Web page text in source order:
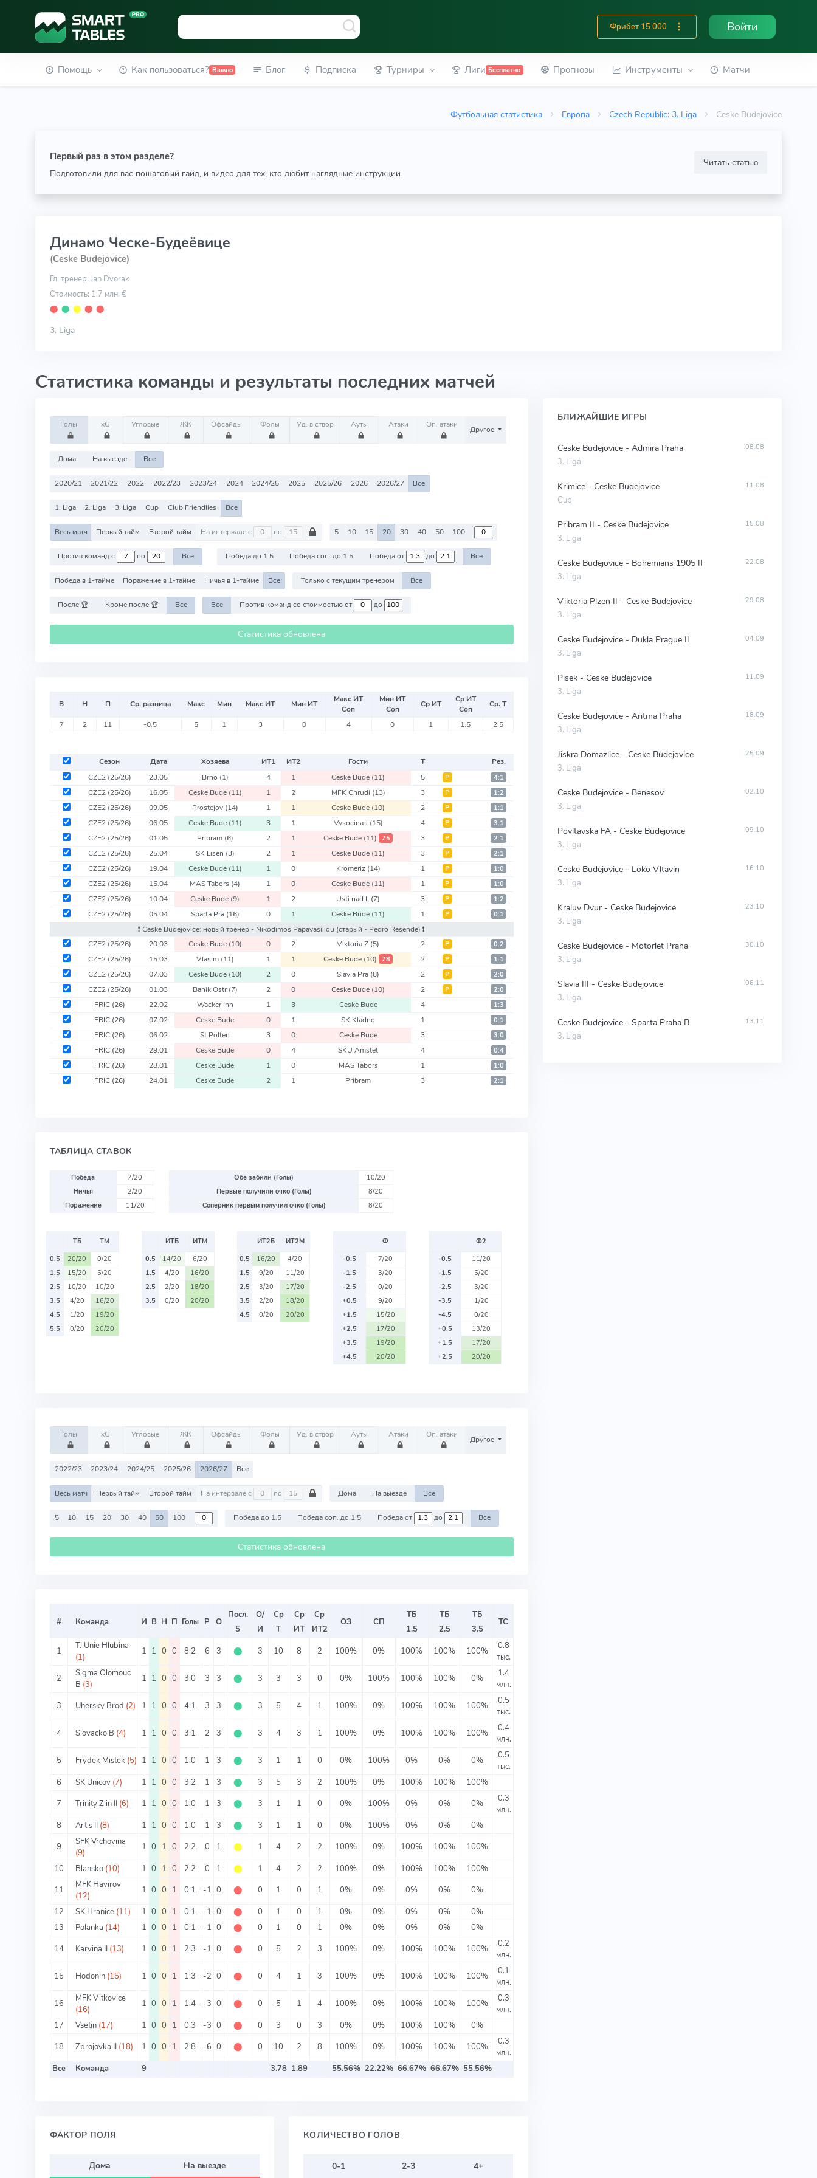
Фрибет 15 000 Войти
Помощь Как пользоваться? Важно Блог Подписка Турниры Лиги Бесплатно Прогнозы Инструменты Матчи
Футбольная статистика Европа Czech Republic: 3. Liga Ceske Budejovice
Первый раз в этом разделе?
Подготовили для вас пошаговый гайд, и видео для тех, кто любит наглядные инструкции
Читать статью
Динамо Ческе-Будеёвице
(Ceske Budejovice)
Гл. тренер: Jan Dvorak
Стоимость: 1.7 млн. €
⬤ ⬤ ⬤ ⬤ ⬤
3. Liga
Статистика команды и результаты последних матчей
Голы xG Угловые ЖК Офсайды Фолы Уд. в створ Ауты Атаки Оп. атаки
Другое
Дома На выезде Все
2020/21 2021/22 2022 2022/23 2023/24 2024 2024/25 2025 2025/26 2026 2026/27 Все
1. Liga 2. Liga 3. Liga Cup Club Friendlies Все
Весь матч Первый тайм Второй тайм На интервале с по 5 10 15 20 30 40 50 100
Против команд с по Все Победа до 1.5 Победа соп. до 1.5 Победа от до Все
Победа в 1-тайме Поражение в 1-тайме Ничья в 1-тайме Все Только с текущим тренером Все
После 🏆 Кроме после 🏆 Все Все Против команд со стоимостью от до
Статистика обновлена
В Н П Ср. разница Макс Мин Макс ИТ Мин ИТ
Макс ИТ
Соп
Мин ИТ
Соп
Ср ИТ
Ср ИТ
Соп
Ср. Т
7 2 11 -0.5 5 1 3 0 4 0 1 1.5 2.5
Сезон Дата Хозяева ИТ1 ИТ2 Гости Т
Рез.
CZE2 (25/26) 23.05 Brno (1) 4 1 Ceske Bude (11) 5 Р 4:1
CZE2 (25/26) 16.05 Ceske Bude (11) 1 2 MFK Chrudi (13) 3 Р 1:2
CZE2 (25/26) 09.05 Prostejov (14) 1 1 Ceske Bude (10) 2 Р 1:1
CZE2 (25/26) 06.05 Ceske Bude (11) 3 1 Vysocina J (15) 4 Р 3:1
CZE2 (25/26) 01.05 Pribram (6) 2 1 Ceske Bude (11) 75 3 Р 2:1
CZE2 (25/26) 25.04 SK Lisen (3) 2 1 Ceske Bude (11) 3 Р 2:1
CZE2 (25/26) 19.04 Ceske Bude (11) 1 0 Kromeriz (14) 1 Р 1:0
CZE2 (25/26) 15.04 MAS Tabors (4) 1 0 Ceske Bude (11) 1 Р 1:0
CZE2 (25/26) 10.04 Ceske Bude (9) 1 2 Usti nad L(7) 3 Р 1:2
CZE2 (25/26) 05.04 Sparta Pra (16) 0 1 Ceske Bude (11) 1 Р 0:1
❗️ Ceske Budejovice: новый тренер - Nikodimos Papavasiliou (старый - Pedro Resende) ❗️
CZE2 (25/26) 20.03 Ceske Bude (10) 0 2 Viktoria Z (5) 2 Р 0:2
CZE2 (25/26) 15.03 Vlasim (11) 1 1 Ceske Bude (10) 78 2 Р 1:1
CZE2 (25/26) 07.03 Ceske Bude (10) 2 0 Slavia Pra (8) 2 Р 2:0
CZE2 (25/26) 01.03 Banik Ostr(7) 2 0 Ceske Bude (10) 2 Р 2:0
FRIC (26) 22.02 Wacker Inn 1 3 Ceske Bude 4 1:3
FRIC (26) 07.02 Ceske Bude 0 1 SK Kladno 1 0:1
FRIC (26) 06.02 St Polten 3 0 Ceske Bude 3 3:0
FRIC (26) 29.01 Ceske Bude 0 4 SKU Amstet 4 0:4
FRIC (26) 28.01 Ceske Bude 1 0 MAS Tabors 1 1:0
FRIC (26) 24.01 Ceske Bude 2 1 Pribram 3 2:1
ТАБЛИЦА СТАВОК
Победа
7/20
Ничья
2/20
Поражение
11/20
Обе забили (Голы)
10/20
Первые получили очко (Голы)
8/20
Соперник первым получил очко (Голы)
8/20
ТБ
ТМ
0.5
20/20
0/20
1.5
15/20
5/20
2.5
10/20
10/20
3.5
4/20
16/20
4.5
1/20
19/20
5.5
0/20 20/20
ИТБ
ИТМ
0.5
14/20
6/20
1.5
4/20
16/20
2.5
2/20
18/20
3.5
0/20 20/20
ИТ2Б
ИТ2М
0.5
16/20
4/20
1.5
9/20
11/20
2.5
3/20
17/20
3.5
2/20
18/20
4.5
0/20 20/20
Ф
-0.5
7/20
-1.5
3/20
-2.5
0/20
+0.5
9/20
+1.5
15/20
+2.5
17/20
+3.5
19/20
+4.5
20/20
Ф2
-0.5
11/20
-1.5
5/20
-2.5
3/20
-3.5
1/20
-4.5
0/20
+0.5
13/20
+1.5
17/20
+2.5
20/20
Голы xG Угловые ЖК Офсайды Фолы Уд. в створ Ауты Атаки Оп. атаки
Другое
2022/23 2023/24 2024/25 2025/26 2026/27 Все
Весь матч Первый тайм Второй тайм На интервале с по Дома На выезде Все
5 10 15 20 30 40 50 100 Победа до 1.5 Победа соп. до 1.5 Победа от до Все
Статистика обновлена
# Команда И В Н П Голы Р О
Посл.
5
О/
И
Ср
Т
Ср
ИТ
Ср
ИТ2
ОЗ СП
ТБ
1.5
ТБ
2.5
ТБ
3.5
ТС
1
TJ Unie Hlubina
(1)
1 1 0 0 8:2 6 3 ⬤ 3 10 8 2 100% 0% 100% 100% 100%
0.8
тыс.
2
Sigma Olomouc
B (3)
1 1 0 0 3:0 3 3 ⬤ 3 3 3 0 0% 100% 100% 100% 0%
1.4
млн.
3
Uhersky Brod (2) 1 1 0 0 4:1 3 3 ⬤ 3 5 4 1 100% 0% 100% 100% 100%
0.5
тыс.
4
Slovacko B (4) 1 1 0 0 3:1 2 3 ⬤ 3 4 3 1 100% 0% 100% 100% 100%
0.4
млн.
5
Frydek Mistek (5) 1 1 0 0 1:0 1 3 ⬤ 3 1 1 0 0% 100% 0% 0% 0%
0.5
тыс.
6
SK Unicov (7) 1 1 0 0 3:2 1 3 ⬤ 3 5 3 2 100% 0% 100% 100%
100%
7
Trinity Zlin II (6) 1 1 0 0 1:0 1 3 ⬤ 3 1 1 0 0% 100% 0% 0% 0%
0.3
млн.
8
Artis II (8) 1 1 0 0 1:0 1 3 ⬤ 3 1 1 0 0% 100% 0% 0%
0%
9
SFK Vrchovina
(9)
1 0 1 0 2:2 0 1 ⬤ 1 4 2 2 100% 0% 100% 100%
100%
10
Blansko (10) 1 0 1 0 2:2 0 1 ⬤ 1 4 2 2 100% 0% 100% 100%
100%
11
MFK Havirov
(12)
1 0 0 1 0:1 -1 0 ⬤ 0 1 0 1 0% 0% 0% 0%
0%
12
SK Hranice (11) 1 0 0 1 0:1 -1 0 ⬤ 0 1 0 1 0% 0% 0% 0%
0%
13
Polanka (14) 1 0 0 1 0:1 -1 0 ⬤ 0 1 0 1 0% 0% 0% 0%
0%
14
Karvina II (13) 1 0 0 1 2:3 -1 0 ⬤ 0 5 2 3 100% 0% 100% 100% 100%
0.2
млн.
15
Hodonin (15) 1 0 0 1 1:3 -2 0 ⬤ 0 4 1 3 100% 0% 100% 100% 100%
0.1
млн.
16
MFK Vitkovice
(16)
1 0 0 1 1:4 -3 0 ⬤ 0 5 1 4 100% 0% 100% 100% 100%
0.3
млн.
17
Vsetin (17) 1 0 0 1 0:3 -3 0 ⬤ 0 3 0 3 0% 0% 100% 100%
0%
18
Zbrojovka II (18) 1 0 0 1 2:8 -6 0 ⬤ 0 10 2 8 100% 0% 100% 100% 100%
0.3
млн.
Все
Команда 9 3.78 1.89 55.56% 22.22% 66.67% 66.67% 55.56%
ФАКТОР ПОЛЯ
Дома На выезде
КОЛИЧЕСТВО ГОЛОВ
0-1 2-3 4+
БЛИЖАЙШИЕ ИГРЫ
Ceske Budejovice - Admira Praha
3. Liga
08.08
Krimice - Ceske Budejovice
Cup
11.08
Pribram II - Ceske Budejovice
3. Liga
15.08
Ceske Budejovice - Bohemians 1905 II
3. Liga
22.08
Viktoria Plzen II - Ceske Budejovice
3. Liga
29.08
Ceske Budejovice - Dukla Prague II
3. Liga
04.09
Pisek - Ceske Budejovice
3. Liga
11.09
Ceske Budejovice - Aritma Praha
3. Liga
18.09
Jiskra Domazlice - Ceske Budejovice
3. Liga
25.09
Ceske Budejovice - Benesov
3. Liga
02.10
Povltavska FA - Ceske Budejovice
3. Liga
09.10
Ceske Budejovice - Loko Vltavin
3. Liga
16.10
Kraluv Dvur - Ceske Budejovice
3. Liga
23.10
Ceske Budejovice - Motorlet Praha
3. Liga
30.10
Slavia III - Ceske Budejovice
3. Liga
06.11
Ceske Budejovice - Sparta Praha B
3. Liga
13.11